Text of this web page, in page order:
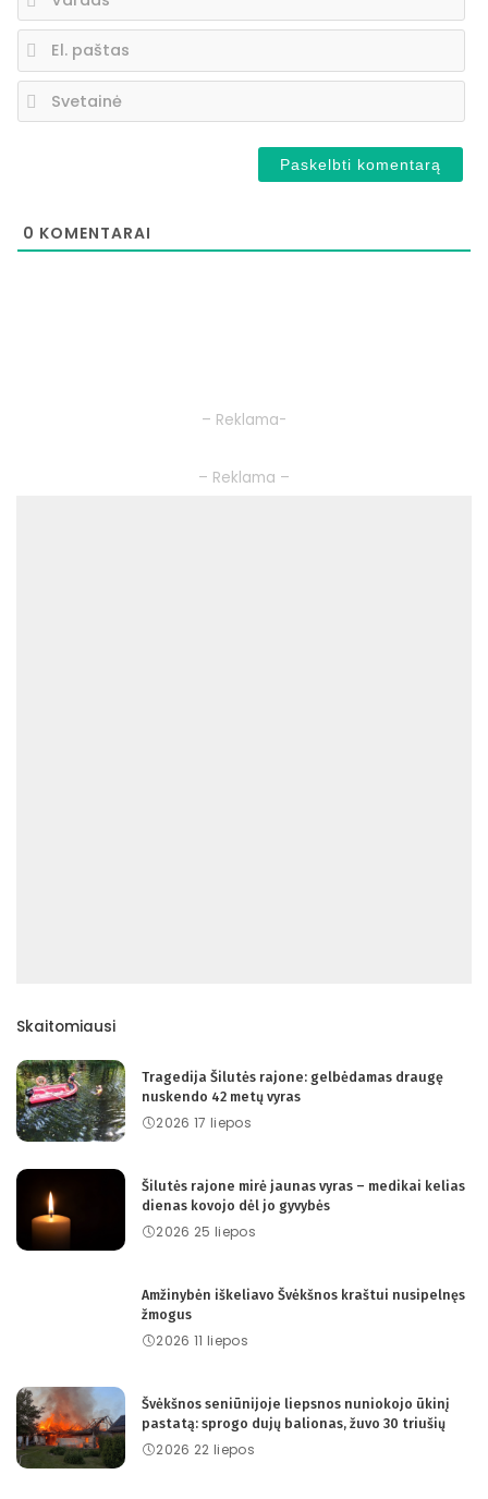
0 KOMENTARAI
– Reklama-
– Reklama –
Skaitomiausi
Tragedija Šilutės rajone: gelbėdamas draugę
nuskendo 42 metų vyras
2026 17 liepos
Šilutės rajone mirė jaunas vyras – medikai kelias
dienas kovojo dėl jo gyvybės
2026 25 liepos
Amžinybėn iškeliavo Švėkšnos kraštui nusipelnęs
žmogus
2026 11 liepos
Švėkšnos seniūnijoje liepsnos nuniokojo ūkinį
pastatą: sprogo dujų balionas, žuvo 30 triušių
2026 22 liepos